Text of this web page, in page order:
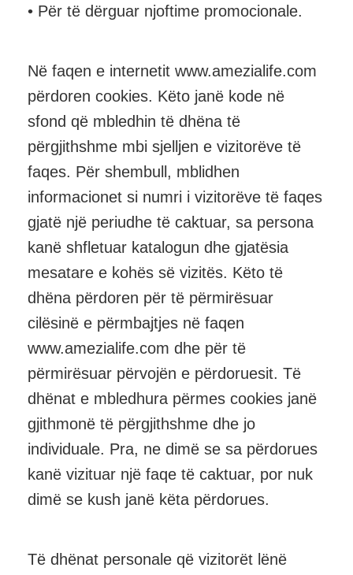
• Për të dërguar njoftime promocionale.
Në faqen e internetit www.amezialife.com
përdoren cookies. Këto janë kode në
sfond që mbledhin të dhëna të
përgjithshme mbi sjelljen e vizitorëve të
faqes. Për shembull, mblidhen
informacionet si numri i vizitorëve të faqes
gjatë një periudhe të caktuar, sa persona
kanë shfletuar katalogun dhe gjatësia
mesatare e kohës së vizitës. Këto të
dhëna përdoren për të përmirësuar
cilësinë e përmbajtjes në faqen
www.amezialife.com dhe për të
përmirësuar përvojën e përdoruesit. Të
dhënat e mbledhura përmes cookies janë
gjithmonë të përgjithshme dhe jo
individuale. Pra, ne dimë se sa përdorues
kanë vizituar një faqe të caktuar, por nuk
dimë se kush janë këta përdorues.
Të dhënat personale që vizitorët lënë